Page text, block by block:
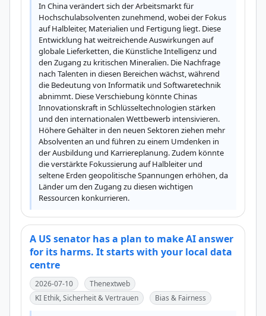
In China verändert sich der Arbeitsmarkt für
Hochschulabsolventen zunehmend, wobei der Fokus
auf Halbleiter, Materialien und Fertigung liegt. Diese
Entwicklung hat weitreichende Auswirkungen auf
globale Lieferketten, die Künstliche Intelligenz und
den Zugang zu kritischen Mineralien. Die Nachfrage
nach Talenten in diesen Bereichen wächst, während
die Bedeutung von Informatik und Softwaretechnik
abnimmt. Diese Verschiebung könnte Chinas
Innovationskraft in Schlüsseltechnologien stärken
und den internationalen Wettbewerb intensivieren.
Höhere Gehälter in den neuen Sektoren ziehen mehr
Absolventen an und führen zu einem Umdenken in
der Ausbildung und Karriereplanung. Zudem könnte
die verstärkte Fokussierung auf Halbleiter und
seltene Erden geopolitische Spannungen erhöhen, da
Länder um den Zugang zu diesen wichtigen
Ressourcen konkurrieren.
A US senator has a plan to make AI answer
for its harms. It starts with your local data
centre
2026-07-10
Thenextweb
KI Ethik, Sicherheit & Vertrauen
Bias & Fairness